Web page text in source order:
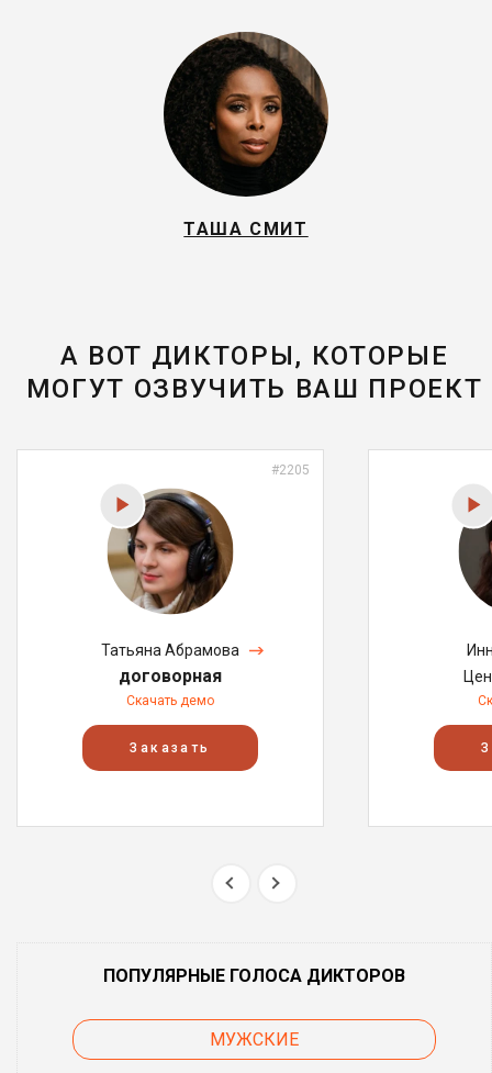
ТАША СМИТ
А ВОТ ДИКТОРЫ, КОТОРЫЕ
МОГУТ ОЗВУЧИТЬ ВАШ ПРОЕКТ
#2205
Татьяна Абрамова
договорная
Скачать демо
Заказать
ПОПУЛЯРНЫЕ ГОЛОСА ДИКТОРОВ
МУЖСКИЕ